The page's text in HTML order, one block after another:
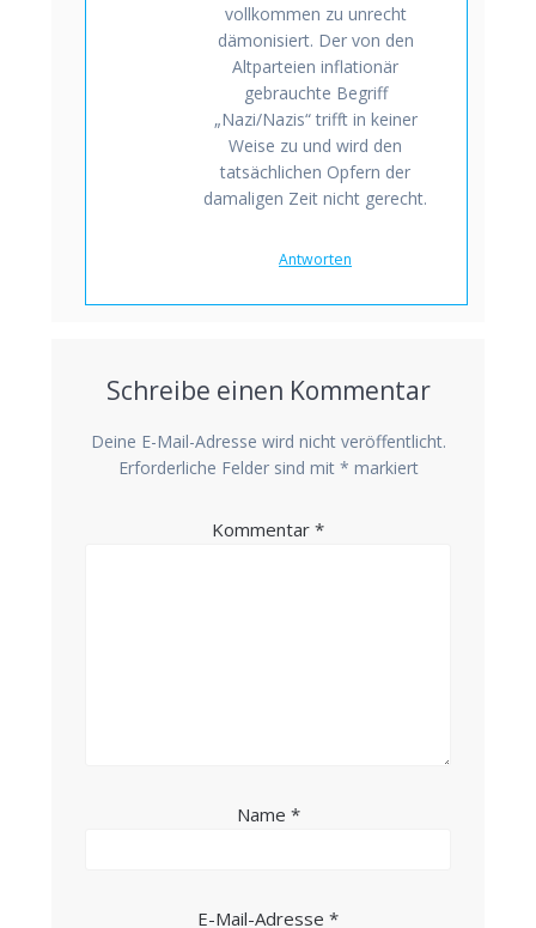
vollkommen zu unrecht
dämonisiert. Der von den
Altparteien inflationär
gebrauchte Begriff
„Nazi/Nazis“ trifft in keiner
Weise zu und wird den
tatsächlichen Opfern der
damaligen Zeit nicht gerecht.
Antworten
Schreibe einen Kommentar
Deine E-Mail-Adresse wird nicht veröffentlicht.
Erforderliche Felder sind mit * markiert
Kommentar *
Name *
E-Mail-Adresse *